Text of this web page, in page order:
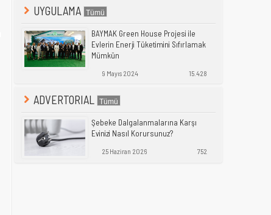
UYGULAMA
BAYMAK Green House Projesi ile
Evlerin Enerji Tüketimini Sıfırlamak
Mümkün
9 Mayıs 2024 15.428
ADVERTORIAL
Şebeke Dalgalanmalarına Karşı
Evinizi Nasıl Korursunuz?
25 Haziran 2026 752